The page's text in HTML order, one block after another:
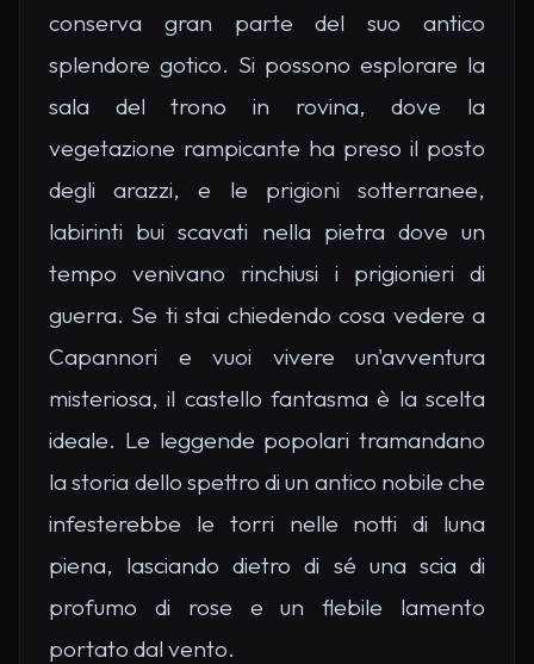
conserva gran parte del suo antico
splendore gotico. Si possono esplorare la
sala del trono in rovina, dove la
vegetazione rampicante ha preso il posto
degli arazzi, e le prigioni sotterranee,
labirinti bui scavati nella pietra dove un
tempo venivano rinchiusi i prigionieri di
guerra. Se ti stai chiedendo cosa vedere a
Capannori e vuoi vivere un'avventura
misteriosa, il castello fantasma è la scelta
ideale. Le leggende popolari tramandano
la storia dello spettro di un antico nobile che
infesterebbe le torri nelle notti di luna
piena, lasciando dietro di sé una scia di
profumo di rose e un flebile lamento
portato dal vento.